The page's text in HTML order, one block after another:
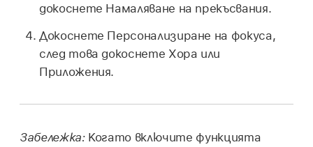
докоснете Намаляване на прекъсвания.
Докоснете Персонализиране на фокуса,
след това докоснете Хора или
Приложения.
Забележка: Когато включите функцията